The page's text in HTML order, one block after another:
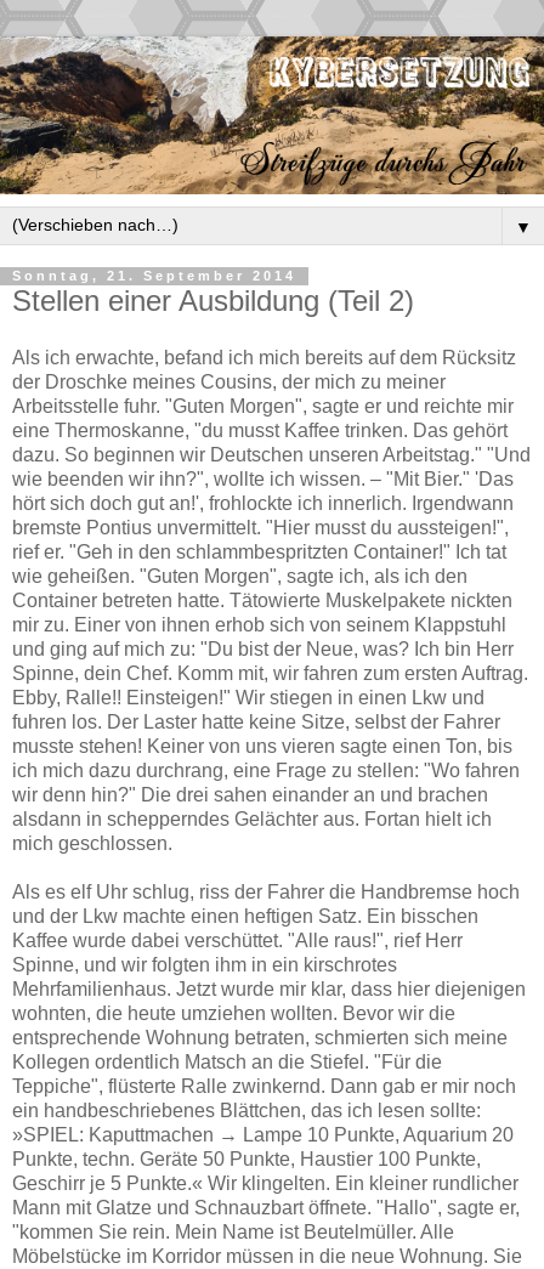
▼
Sonntag, 21. September 2014
Stellen einer Ausbildung (Teil 2)
Als ich erwachte, befand ich mich bereits auf dem Rücksitz
der Droschke meines Cousins, der mich zu meiner
Arbeitsstelle fuhr. "Guten Morgen", sagte er und reichte mir
eine Thermoskanne, "du musst Kaffee trinken. Das gehört
dazu. So beginnen wir Deutschen unseren Arbeitstag." "Und
wie beenden wir ihn?", wollte ich wissen. – "Mit Bier." 'Das
hört sich doch gut an!', frohlockte ich innerlich. Irgendwann
bremste Pontius unvermittelt. "Hier musst du aussteigen!",
rief er. "Geh in den schlammbespritzten Container!" Ich tat
wie geheißen. "Guten Morgen", sagte ich, als ich den
Container betreten hatte. Tätowierte Muskelpakete nickten
mir zu. Einer von ihnen erhob sich von seinem Klappstuhl
und ging auf mich zu: "Du bist der Neue, was? Ich bin Herr
Spinne, dein Chef. Komm mit, wir fahren zum ersten Auftrag.
Ebby, Ralle!! Einsteigen!" Wir stiegen in einen Lkw und
fuhren los. Der Laster hatte keine Sitze, selbst der Fahrer
musste stehen! Keiner von uns vieren sagte einen Ton, bis
ich mich dazu durchrang, eine Frage zu stellen: "Wo fahren
wir denn hin?" Die drei sahen einander an und brachen
alsdann in schepperndes Gelächter aus. Fortan hielt ich
mich geschlossen.
Als es elf Uhr schlug, riss der Fahrer die Handbremse hoch
und der Lkw machte einen heftigen Satz. Ein bisschen
Kaffee wurde dabei verschüttet. "Alle raus!", rief Herr
Spinne, und wir folgten ihm in ein kirschrotes
Mehrfamilienhaus. Jetzt wurde mir klar, dass hier diejenigen
wohnten, die heute umziehen wollten. Bevor wir die
entsprechende Wohnung betraten, schmierten sich meine
Kollegen ordentlich Matsch an die Stiefel. "Für die
Teppiche", flüsterte Ralle zwinkernd. Dann gab er mir noch
ein handbeschriebenes Blättchen, das ich lesen sollte:
»SPIEL: Kaputtmachen → Lampe 10 Punkte, Aquarium 20
Punkte, techn. Geräte 50 Punkte, Haustier 100 Punkte,
Geschirr je 5 Punkte.« Wir klingelten. Ein kleiner rundlicher
Mann mit Glatze und Schnauzbart öffnete. "Hallo", sagte er,
"kommen Sie rein. Mein Name ist Beutelmüller. Alle
Möbelstücke im Korridor müssen in die neue Wohnung. Sie